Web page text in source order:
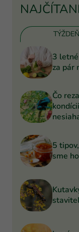
TÝŽDEŇ
3
za pár
Čo
5
sme